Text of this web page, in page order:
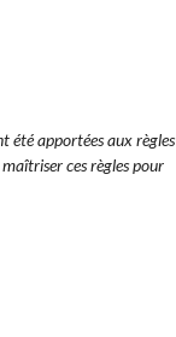
été apportées aux règles
ces règles pour